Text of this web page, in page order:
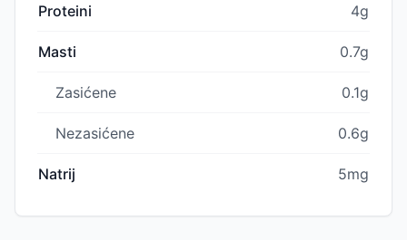
Proteini 4g
Masti 0.7g
Zasićene 0.1g
Nezasićene 0.6g
Natrij 5mg